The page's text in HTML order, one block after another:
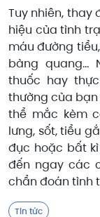
Tuy nhiên, thay
hiệu của tình
máu đường
bàng
thuốc hay
thường của
thể mắc kèm
lưng, sốt, tiểu
đục hoặc bất
đến ngay các
chẩn đoán tình
Tin tức